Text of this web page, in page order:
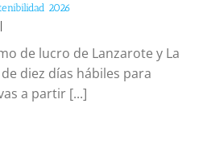
2026
|
de lucro de Lanzarote y La
diez días hábiles para
a partir [...]